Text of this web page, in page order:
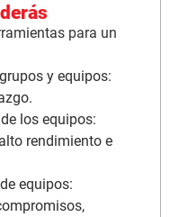
para un
y equipos:
los equipos:
rendimiento e
equipos: